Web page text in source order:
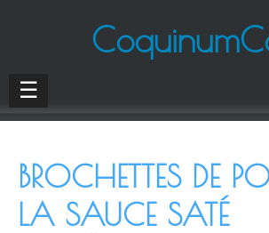
☰
BROCHETTES DE
LA SAUCE SATÉ